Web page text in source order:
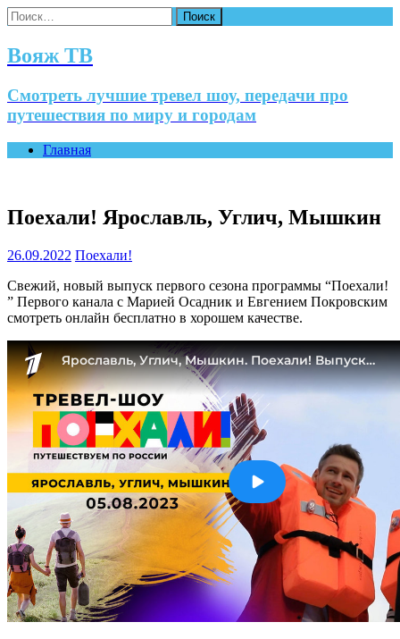
Найти:
Вояж ТВ
Смотреть лучшие тревел шоу, передачи про
путешествия по миру и городам
Главная
Поехали! Ярославль, Углич, Мышкин
26.09.2022 Поехали!
Свежий, новый выпуск первого сезона программы “Поехали!
” Первого канала с Марией Осадник и Евгением Покровским
смотреть онлайн бесплатно в хорошем качестве.